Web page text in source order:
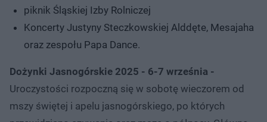
piknik Śląskiej Izby Rolniczej
Koncerty Justyny Steczkowskiej Alddęte, Mesajaha
oraz zespołu Papa Dance.
Dożynki Jasnogórskie 2025 - 6-7 września -
Uroczystości rozpoczną się w sobotę wieczorem od
mszy świętej i apelu jasnogórskiego, po których